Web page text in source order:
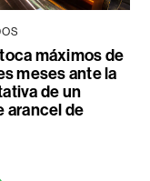
máximos de
meses ante la
de un
arancel de